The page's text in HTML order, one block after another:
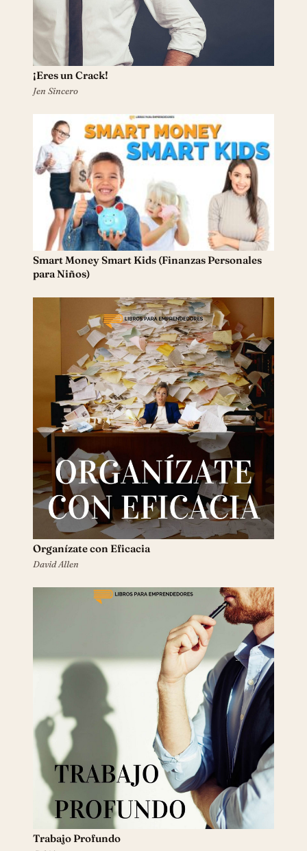
¡Eres un Crack!
Jen Sincero
Smart Money Smart Kids (Finanzas Personales
para Niños)
Organízate con Eficacia
David Allen
Trabajo Profundo